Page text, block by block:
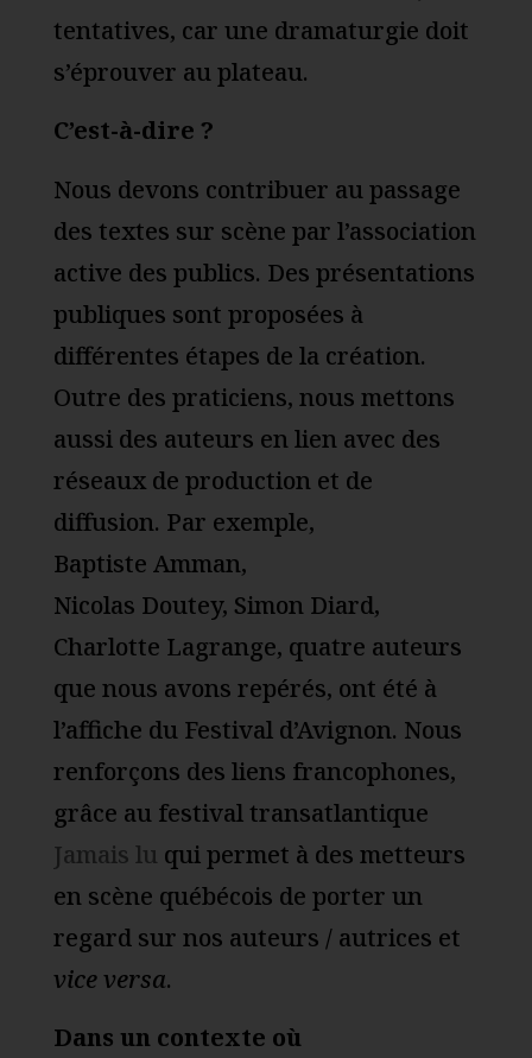
tentatives, car une dramaturgie doit
s’éprouver au plateau.
C’est-à-dire ?
Nous devons contribuer au passage
des textes sur scène par l’association
active des publics. Des présentations
publiques sont proposées à
différentes étapes de la création.
Outre des praticiens, nous mettons
aussi des auteurs en lien avec des
réseaux de production et de
diffusion. Par exemple,
Baptiste Amman,
Nicolas Doutey, Simon Diard,
Charlotte Lagrange, quatre auteurs
que nous avons repérés, ont été à
l’affiche du Festival d’Avignon. Nous
renforçons des liens francophones,
grâce au festival transatlantique
Jamais lu qui permet à des metteurs
en scène québécois de porter un
regard sur nos auteurs / autrices et
vice versa.
Dans un contexte où